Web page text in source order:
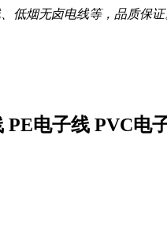
低烟无卤电线等，品质保证
电子线 PVC电